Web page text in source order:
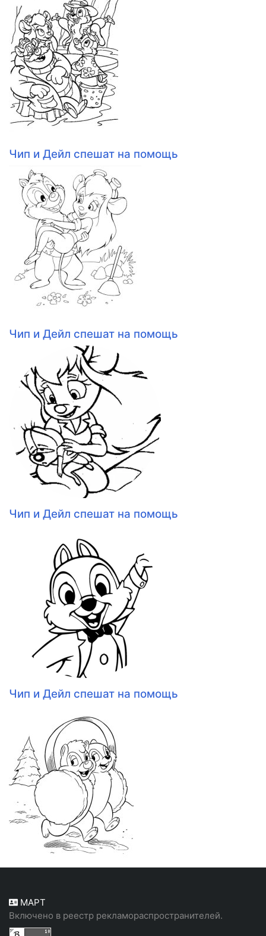
Чип и Дейл спешат на помощь
Чип и Дейл спешат на помощь
Чип и Дейл спешат на помощь
Чип и Дейл спешат на помощь
МАРТ
Включено в реестр рекламораспространителей.